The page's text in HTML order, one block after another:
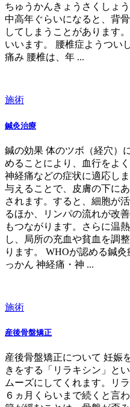
ちゅうかんきょうさくしょ
中高年ぐらいになると、背
してしまうことがあります
いいます。 腰椎症ようつい
痛み 腰椎は、年 ...
施術
鍼灸治療
鍼の効果 体のツボ（経穴）
めることにより、血行をよ
神経痛などの症状に適応し
与えることで、皮膚の下に
されます。すると、細胞が
るほか、リンパの流れが改
もつながります。さらに温
し、局所の充血や貧血を調
ります。 WHOが認める鍼
っかん 神経痛・神 ...
施術
産後骨盤矯正
産後骨盤矯正について 妊娠
きをする「リラキシン」と
ムーズにしてくれます。リ
６ヵ月くらいまで続くと言